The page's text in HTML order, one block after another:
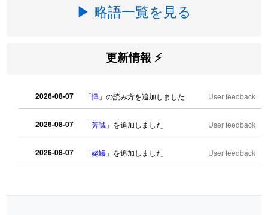
▶ 略語一覧を見る
更新情報 ⚡
2026-08-07 「憚 」の読み方を追加しました User feedback
2026-08-07 「芳誠 」を追加しました User feedback
2026-08-07 「姥鱶 」を追加しました User feedback